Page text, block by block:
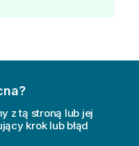
z tą stroną lub jej
krok lub błąd